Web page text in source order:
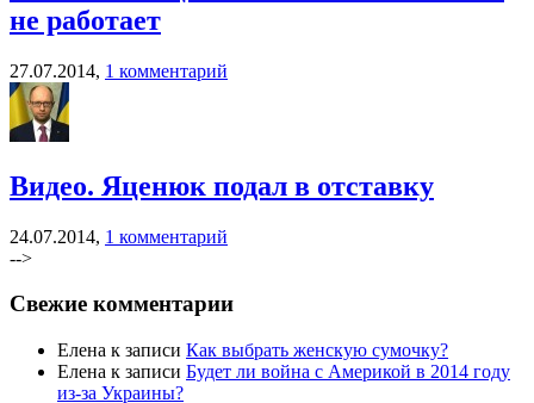
не работает
27.07.2014, 1 комментарий
Видео. Яценюк подал в отставку
24.07.2014, 1 комментарий
-->
Свежие комментарии
Елена к записи Как выбрать женскую сумочку?
Елена к записи Будет ли война с Америкой в 2014 году
из-за Украины?